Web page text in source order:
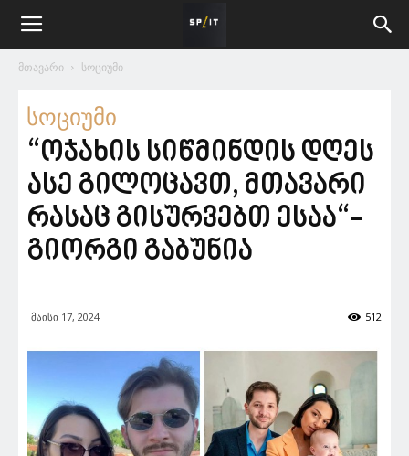
მთავარი სოციუმი
სოციუმი
“ოჯახის სიწმინდის დღეს
ასე გილოცავთ, მთავარი
რასაც გისურვებთ ესაა“-
გიორგი გაბუნია
მაისი 17, 2024 512